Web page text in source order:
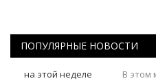
ПОПУЛЯРНЫЕ НОВОСТИ
на этой неделе В этом